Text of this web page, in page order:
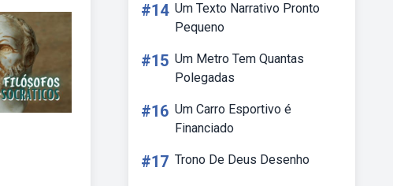
#14 Um Texto Narrativo Pronto
Pequeno
#15 Um Metro Tem Quantas
Polegadas
#16 Um Carro Esportivo é
Financiado
#17 Trono De Deus Desenho